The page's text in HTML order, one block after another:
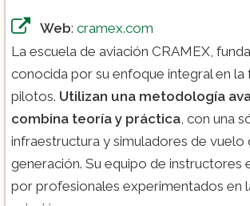
Web: cramex.com
La escuela de aviación CRAMEX,
conocida por su enfoque integral en la
pilotos. Utilizan una metodología
combina teoría y práctica , con una
infraestructura y simuladores de vuelo
generación. Su equipo de instructores
por profesionales experimentados en